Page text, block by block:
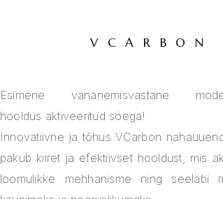
VCARBON
Esimene vananemisvastane
hooldus aktiveeritud söega!
Innovatiivne ja tõhus VCarbon
pakub kiiret ja efektiivset hooldust, mis
loomulikke mehhanisme ning seeläbi